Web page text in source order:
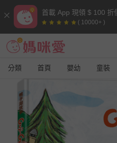
首載 App 現領 $ 100 折
( 10000+ )
分類 首頁 嬰幼 童裝